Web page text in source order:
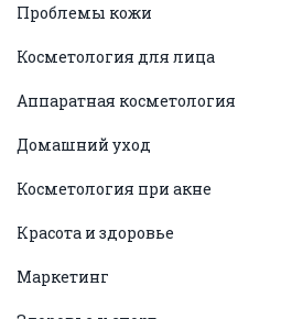
Проблемы кожи
Косметология для лица
Аппаратная косметология
Домашний уход
Косметология при акне
Красота и здоровье
Маркетинг